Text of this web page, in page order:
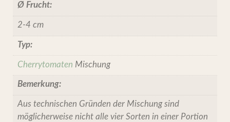
Ø Frucht:
2-4 cm
Typ:
Cherrytomaten Mischung
Bemerkung:
Aus technischen Gründen der Mischung sind
möglicherweise nicht alle vier Sorten in einer Portion